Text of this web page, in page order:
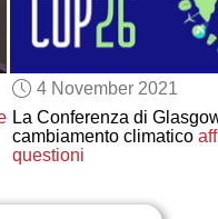
4 November 2021
La Conferenza di
cambiamento climatico
questioni